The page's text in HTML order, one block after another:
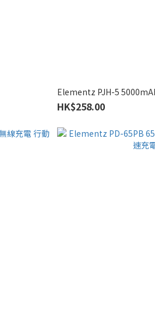
Elementz PJH-5
HK$258.00